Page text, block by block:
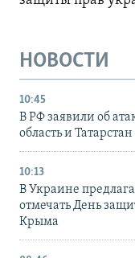
НОВОСТИ
10:45
В РФ заявили об
область и Татарстан
10:13
В Украине
отмечать День
Крыма